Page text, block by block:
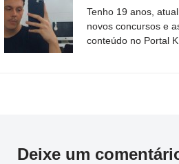
Tenho 19 anos,
novos concursos e
conteúdo no Portal
Deixe um